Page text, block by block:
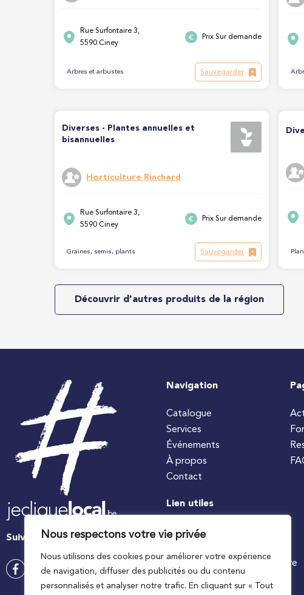
Nous respectons votre vie privée
Nous utilisons des cookies pour améliorer votre expérience
de navigation, diffuser des publicités ou du contenu
personnalisés et analyser notre trafic. En cliquant sur « Tout
Rue Surfontaire 3,
5590 Ciney
Prix Sur demande
Arbres et arbustes Sauvegarder
Diverses - Plantes annuelles et
bisannuelles
Horticulture Rinchard
Rue Surfontaire 3,
5590 Ciney
Prix Sur demande
Graines, semis, plants Sauvegarder
Découvrir d'autres produits de la région
Suivez-nous
Navigation
Catalogue
Services
Événements
À propos
Contact
Lien utiles
#jecuisinelocal
Ministre wallon de l’agriculture